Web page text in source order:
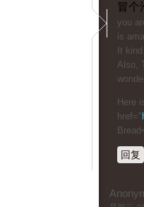
冒个
you
is
It
Also,
Here
href="
回复